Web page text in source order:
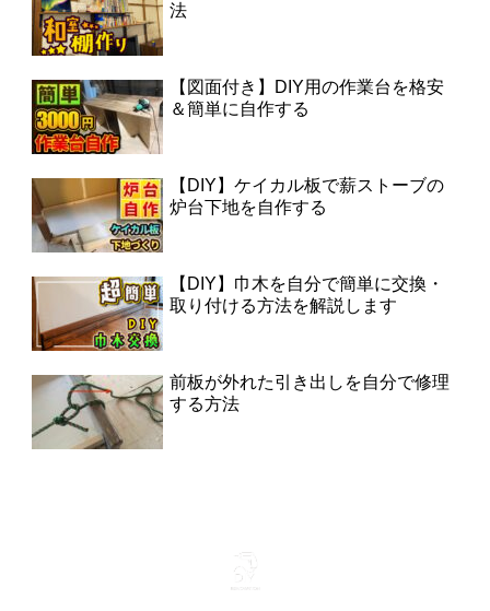
法
【図面付き】DIY用の作業台を格安
＆簡単に自作する
【DIY】ケイカル板で薪ストーブの
炉台下地を自作する
【DIY】巾木を自分で簡単に交換・
取り付ける方法を解説します
前板が外れた引き出しを自分で修理
する方法